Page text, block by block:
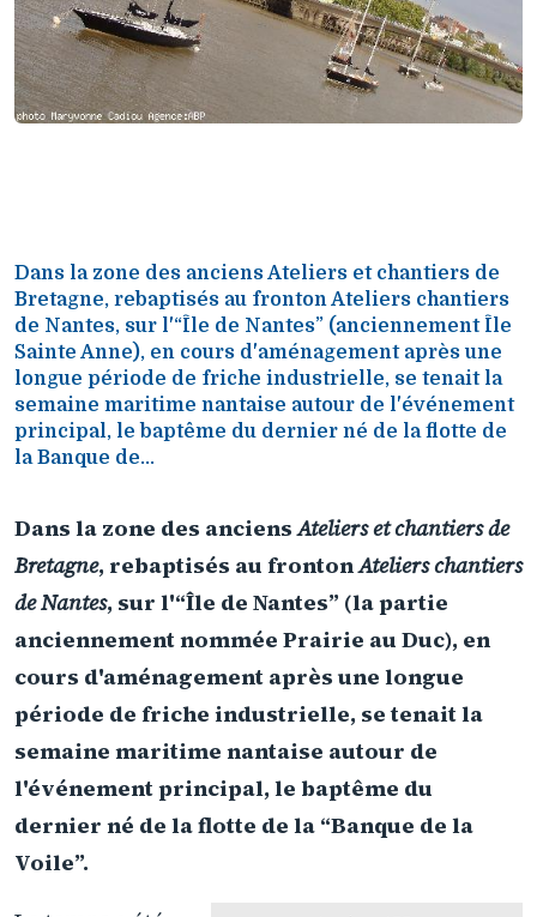
Dans la zone des anciens Ateliers et chantiers de
Bretagne, rebaptisés au fronton Ateliers chantiers
de Nantes, sur l'“Île de Nantes” (anciennement Île
Sainte Anne), en cours d'aménagement après une
longue période de friche industrielle, se tenait la
semaine maritime nantaise autour de l'événement
principal, le baptême du dernier né de la flotte de
la Banque de...
Dans la zone des anciensAteliers et chantiers de
Bretagne, rebaptisés au frontonAteliers chantiers
de Nantes, sur l'“Île de Nantes” (la partie
anciennement nommée Prairie au Duc), en
cours d'aménagement après une longue
période de friche industrielle, se tenait la
semaine maritime nantaise autour de
l'événement principal, le baptême du
dernier né de la flotte de la “Banque de la
Voile”.